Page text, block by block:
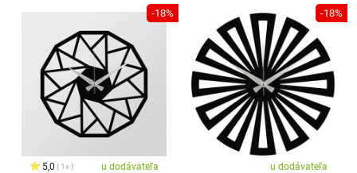
-18%
5,0 1x u dodávateľa
-18%
u dodávateľa